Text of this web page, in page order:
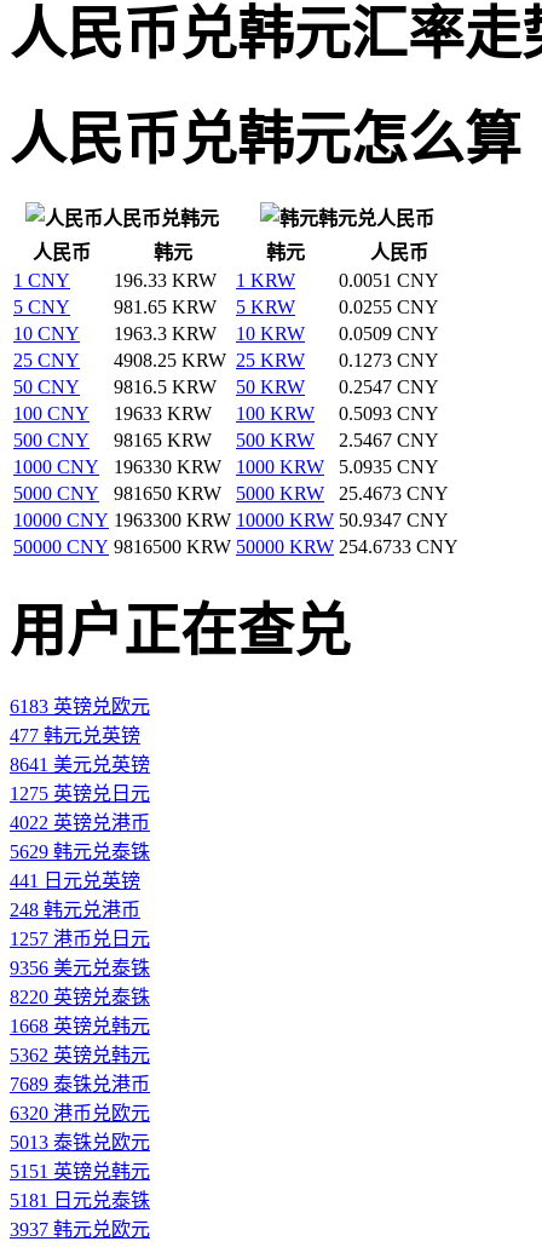
人民币兑韩元汇率走
人民币兑韩元怎么算
人民币兑韩元
韩元兑人民币
人民币
韩元 韩元
人民币
1 CNY
196.33 KRW 1 KRW
0.0051 CNY
5 CNY
981.65 KRW 5 KRW
0.0255 CNY
10 CNY
1963.3 KRW 10 KRW
0.0509 CNY
25 CNY
4908.25 KRW 25 KRW
0.1273 CNY
50 CNY
9816.5 KRW 50 KRW
0.2547 CNY
100 CNY
19633 KRW 100 KRW
0.5093 CNY
500 CNY
98165 KRW 500 KRW
2.5467 CNY
1000 CNY
196330 KRW 1000 KRW
5.0935 CNY
5000 CNY
981650 KRW 5000 KRW
25.4673 CNY
10000 CNY 1963300 KRW 10000 KRW 50.9347 CNY
50000 CNY 9816500 KRW 50000 KRW 254.6733 CNY
用户正在查兑
6183 英镑兑欧元
477 韩元兑英镑
8641 美元兑英镑
1275 英镑兑日元
4022 英镑兑港币
5629 韩元兑泰铢
441 日元兑英镑
248 韩元兑港币
1257 港币兑日元
9356 美元兑泰铢
8220 英镑兑泰铢
1668 英镑兑韩元
5362 英镑兑韩元
7689 泰铢兑港币
6320 港币兑欧元
5013 泰铢兑欧元
5151 英镑兑韩元
5181 日元兑泰铢
3937 韩元兑欧元